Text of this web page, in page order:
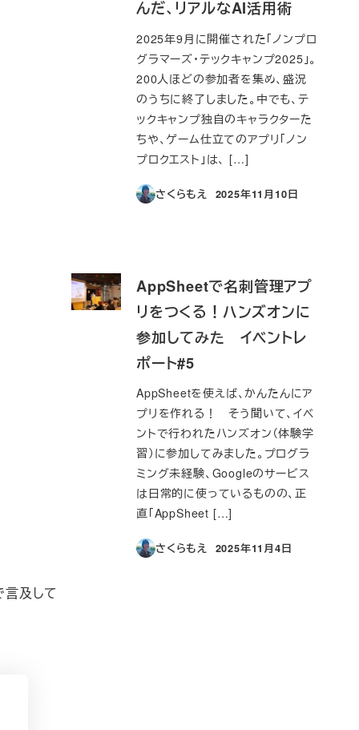
言及して
んだ、リアルなAI活用術
2025年9月に開催された「ノンプロ
グラマーズ・テックキャンプ2025」。
200人ほどの参加者を集め、盛況
のうちに終了しました。中でも、テ
ックキャンプ独自のキャラクターた
ちや、ゲーム仕立てのアプリ「ノン
プロクエスト」は、 […]
さくらもえ
投稿日
2025年11月10日
AppSheetで名刺管理アプ
リをつくる！ハンズオンに
参加してみた イベントレ
ポート#5
AppSheetを使えば、かんたんにア
プリを作れる！ そう聞いて、イベ
ントで行われたハンズオン（体験学
習）に参加してみました。プログラ
ミング未経験、Googleのサービス
は日常的に使っているものの、正
直「AppSheet […]
さくらもえ
投稿日
2025年11月4日